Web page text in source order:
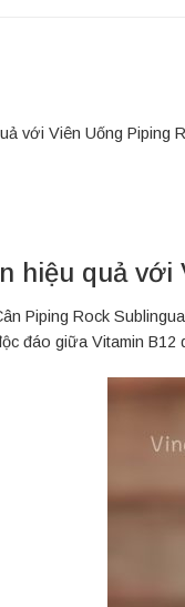
với Viên Uống Piping
hiệu quả với
Piping Rock
đáo giữa Vitamin